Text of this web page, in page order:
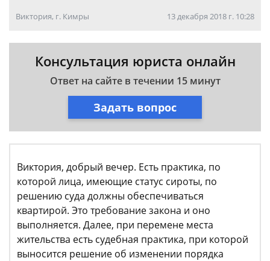
Виктория, г. Кимры 13 декабря 2018 г. 10:28
Консультация юриста онлайн
Ответ на сайте в течении 15 минут
Задать вопрос
Виктория, добрый вечер. Есть практика, по
которой лица, имеющие статус сироты, по
решению суда должны обеспечиваться
квартирой. Это требование закона и оно
выполняется. Далее, при перемене места
жительства есть судебная практика, при которой
выносится решение об изменении порядка